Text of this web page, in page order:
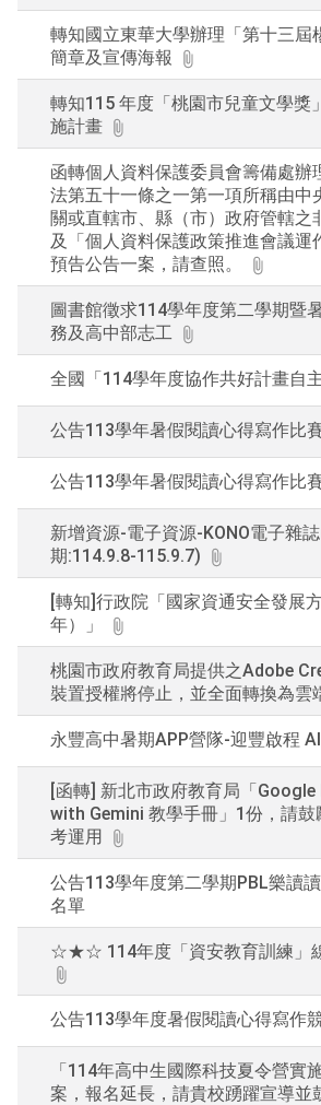
轉知國立東華大學辦理「第十三屆
簡章及宣傳海報
轉知115 年度「桃園市兒童文學獎
施計畫
函轉個人資料保護委員會籌備處辦
法第五十一條之一第一項所稱由中
關或直轄市、縣（市）政府管轄之
及「個人資料保護政策推進會議運
預告公告一案，請查照。
圖書館徵求114學年度第二學期暨
務及高中部志工
全國「114學年度協作共好計畫自
公告113學年暑假閱讀心得寫作比
公告113學年暑假閱讀心得寫作比
新增資源-電子資源-KONO電子雜
期:114.9.8-115.9.7)
[轉知]行政院「國家資通安全發展
年）」
桃園市政府教育局提供之Adobe
裝置授權將停止，並全面轉換為雲
永豐高中暑期APP營隊-迎豐啟程
[函轉] 新北市政府教育局「
with Gemini 教學手冊」1份，請鼓
考運用
公告113學年度第二學期PBL樂讀
名單
☆★☆ 114年度「資安教育訓練
公告113學年度暑假閱讀心得寫作
「114年高中生國際科技夏令營實
案，報名延長，請貴校踴躍宣導並